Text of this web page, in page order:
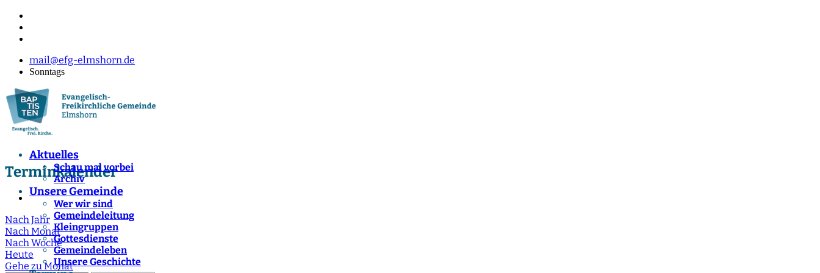
mail@efg-elmshorn.de
Sonntags
Aktuelles
Schau mal vorbei
Archiv
Unsere Gemeinde
Wer wir sind
Gemeindeleitung
Kleingruppen
Gottesdienste
Gemeindeleben
Unsere Geschichte
Terminkalender
Nach Jahr
Nach Monat
Nach Woche
Heute
Gehe zu Monat